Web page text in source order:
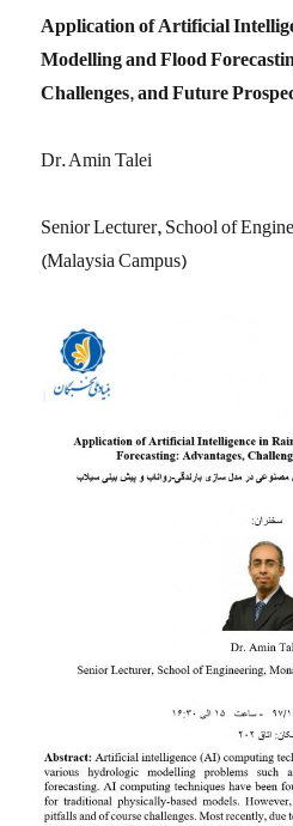
Application of Artificial
Modelling and Flood
Challenges, and Future
Dr. Amin Talei
Senior Lecturer, School of
(Malaysia Campus)